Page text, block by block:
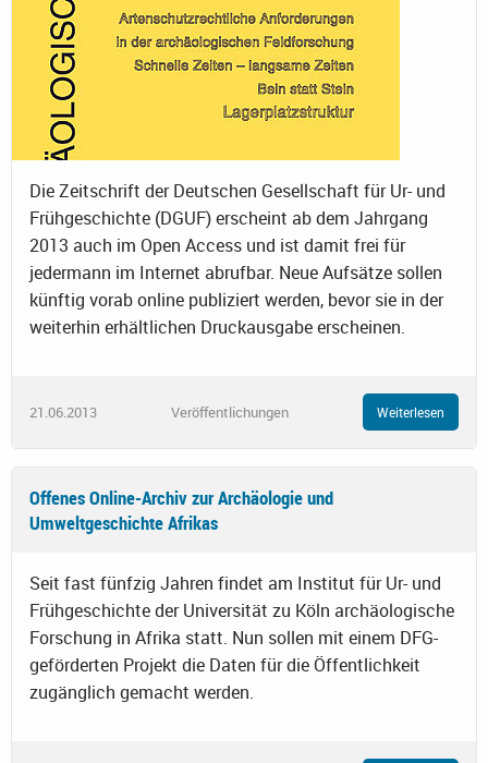
Die Zeitschrift der Deutschen Gesellschaft für Ur- und
Frühgeschichte (DGUF) erscheint ab dem Jahrgang
2013 auch im Open Access und ist damit frei für
jedermann im Internet abrufbar. Neue Aufsätze sollen
künftig vorab online publiziert werden, bevor sie in der
weiterhin erhältlichen Druckausgabe erscheinen.
21.06.2013 Veröffentlichungen Weiterlesen
Offenes Online-Archiv zur Archäologie und
Umweltgeschichte Afrikas
Seit fast fünfzig Jahren findet am Institut für Ur- und
Frühgeschichte der Universität zu Köln archäologische
Forschung in Afrika statt. Nun sollen mit einem DFG-
geförderten Projekt die Daten für die Öffentlichkeit
zugänglich gemacht werden.